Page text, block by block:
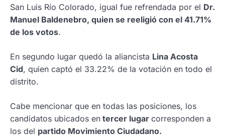
San Luis Río Colorado, igual fue refrendada por el Dr.
Manuel Baldenebro, quien se reeligió con el 41.71%
de los votos.
En segundo lugar quedó la aliancista Lina Acosta
Cid, quien captó el 33.22% de la votación en todo el
distrito.
Cabe mencionar que en todas las posiciones, los
candidatos ubicados en tercer lugar corresponden a
los del partido Movimiento Ciudadano.